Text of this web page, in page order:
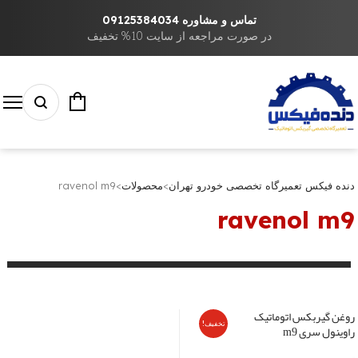
تماس و مشاوره 09125384034
در صورت مراجعه از سایت 10% تخفیف
دنده فیکس تعمیرگاه تخصصی خودرو تهران>محصولات>
ravenol m9
ravenol m9
تخفیف! روغن گیربکس اتوماتیک
راوینول سری m9